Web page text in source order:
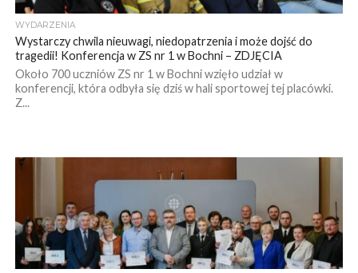
WYDARZENIA
Wystarczy chwila nieuwagi, niedopatrzenia i może dojść do
tragedii! Konferencja w ZS nr 1 w Bochni – ZDJĘCIA
Około 700 uczniów ZS nr 1 w Bochni wzięło udział w
konferencji, która odbyła się dziś w hali sportowej tej placówki.
Z...